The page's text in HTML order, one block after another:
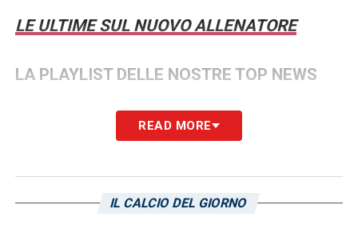
LE ULTIME SUL NUOVO ALLENATORE
LA PLAYLIST DELLE NOSTRE TOP NEWS
READ MORE
IL CALCIO DEL GIORNO